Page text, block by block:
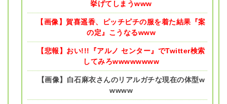
挙げてしまうwww
【画像】賀喜遥香、ピッチピチの服を着た結果『案
の定』こうなるwww
【悲報】おい!!!『アルノ センター』でTwitter検索
してみろwwwwwwww
【画像】白石麻衣さんのリアルガチな現在の体型w
wwww